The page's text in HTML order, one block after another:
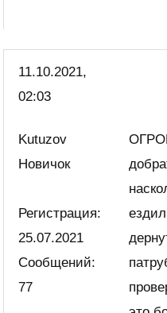
11.10.2021,
02:03
Kutuzov
Новичок
Регистрация:
25.07.2021
Сообщений:
77